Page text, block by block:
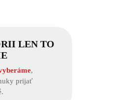
LEN TO
,
prijať